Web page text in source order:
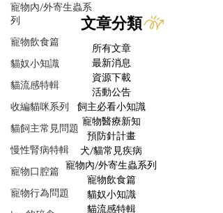
寵物內/外寄生蟲系
列
寵物飲食篇
貓奴小知識
貓流感特輯
收編貓咪系列
貓飼主常見問題
慢性腎病特輯
寵物口腔篇
寵物行為問題
文章分類
所有文章
最新消息
資源下載
活動公告
飼主必看小知識
寵物醫療新知
預防針計畫
犬/貓常見疾病
寵物內/外寄生蟲系列
寵物飲食篇
貓奴小知識
貓流感特輯